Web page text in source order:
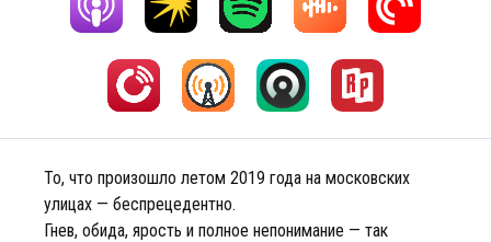
То, что произошло летом 2019 года на московских
улицах — беспрецедентно.
Гнев, обида, ярость и полное непонимание — так